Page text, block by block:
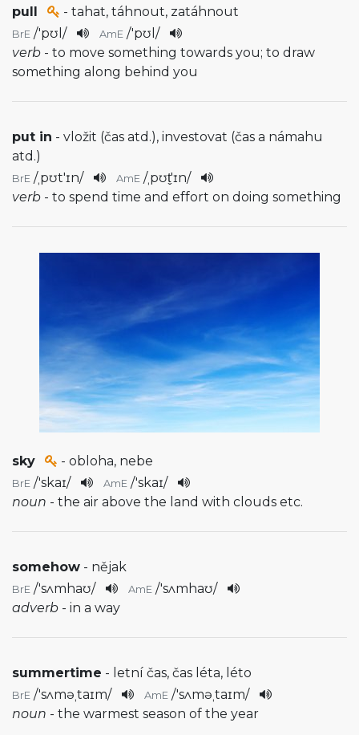
pull - tahat, táhnout, zatáhnout
BrE /'pʊl / AmE /'pʊl /
verb - to move something towards you; to draw
something along behind you
put in - vložit (čas atd.), investovat (čas a námahu
atd.)
BrE /ˌpʊt'ɪn/ AmE /ˌpʊt̬'ɪn/
verb - to spend time and effort on doing something
sky - obloha, nebe
BrE /'skaɪ/ AmE /'skaɪ/
noun - the air above the land with clouds etc.
somehow - nějak
BrE /'sʌmhaʊ/ AmE /'sʌmhaʊ/
adverb - in a way
summertime - letní čas, čas léta, léto
BrE /'sʌməˌtaɪm/ AmE /'sʌməˌtaɪm/
noun - the warmest season of the year